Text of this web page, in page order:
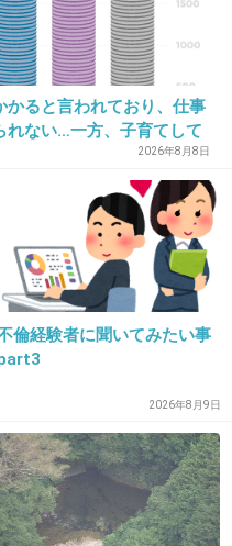
+33
ってるっっ！！
-14
ると言われており、仕事
れない…一方、子育てして
だと歪んでいるのでは？→
2026年8月8日
倫経験者に聞いてみたい事
2026年8月9日